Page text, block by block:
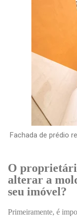
Fachada de prédio
O
alterar a
seu imóvel?
Primeiramente, é